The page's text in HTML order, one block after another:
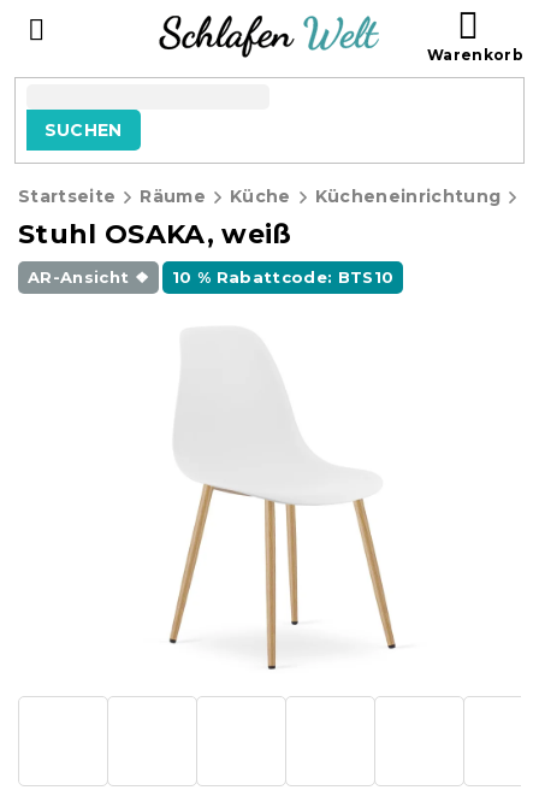
SUCHEN
Startseite Räume Küche Kücheneinrichtung
Stuhl OSAKA, weiß
AR-Ansicht ❖ 10 % Rabattcode: BTS10